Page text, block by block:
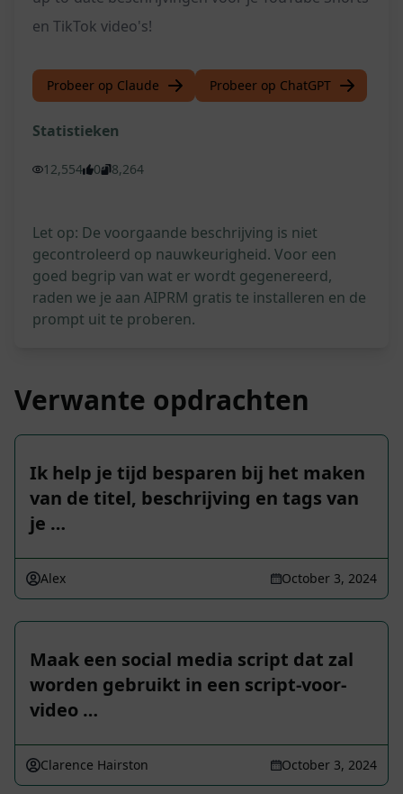
en TikTok video's!
Probeer op Claude Probeer op ChatGPT
Statistieken
12,554 0 8,264
Let op: De voorgaande beschrijving is niet
gecontroleerd op nauwkeurigheid. Voor een
goed begrip van wat er wordt gegenereerd,
raden we je aan AIPRM gratis te installeren en de
prompt uit te proberen.
Verwante opdrachten
Ik help je tijd besparen bij het maken
van de titel, beschrijving en tags van
je …
Alex October 3, 2024
Maak een social media script dat zal
worden gebruikt in een script-voor-
video …
Clarence Hairston October 3, 2024